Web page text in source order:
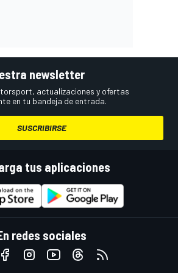
newsletter
actualizaciones y ofertas
en tu bandeja de entrada.
SUSCRIBIRSE
tus aplicaciones
redes sociales